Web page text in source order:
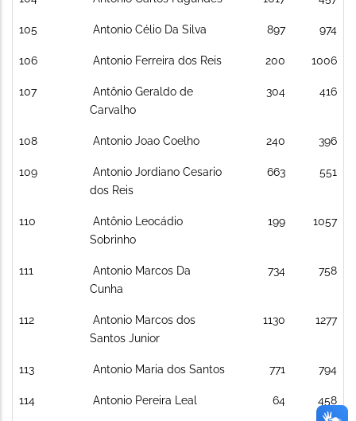
105 Antonio Célio Da Silva 897 974
106 Antonio Ferreira dos Reis 200 1006
107
Antônio Geraldo de
Carvalho
304 416
108 Antonio Joao Coelho 240 396
109
Antonio Jordiano Cesario
dos Reis
663 551
110
Antônio Leocádio
Sobrinho
199 1057
111
Antonio Marcos Da
Cunha
734 758
112
Antonio Marcos dos
Santos Junior
1130 1277
113 Antonio Maria dos Santos 771 794
114 Antonio Pereira Leal 64 458